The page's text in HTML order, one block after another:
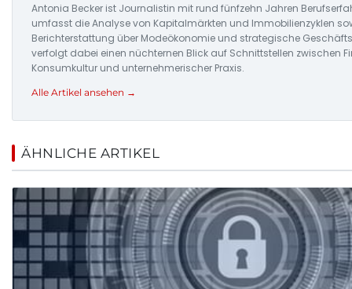
Antonia Becker ist Journalistin mit rund fünfzehn Jahren
umfasst die Analyse von Kapitalmärkten und Immobilienzyklen
Berichterstattung über Modeökonomie und strategische
verfolgt dabei einen nüchternen Blick auf Schnittstellen zwischen
Konsumkultur und unternehmerischer Praxis.
Alle Artikel ansehen →
ÄHNLICHE ARTIKEL